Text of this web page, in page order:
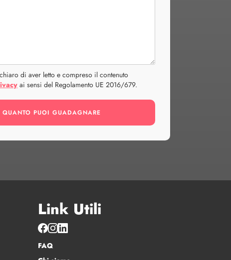
di aver letto e compreso il contenuto
ai sensi del Regolamento UE 2016/679.
Link Utili
FAQ